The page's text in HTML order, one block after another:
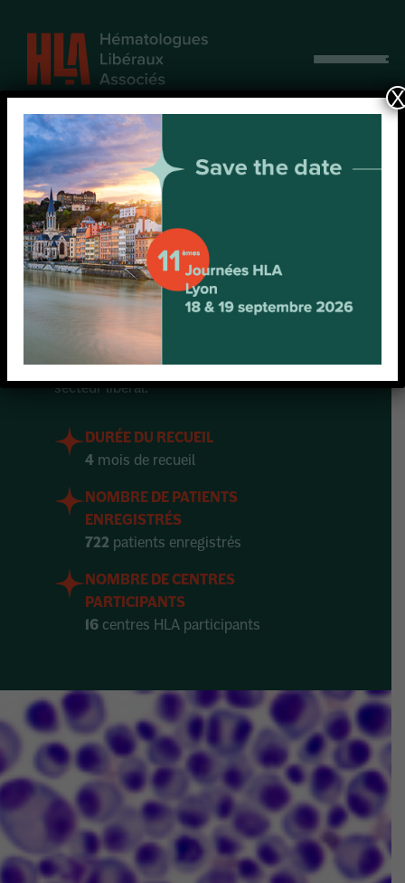
menu
HLA 2017-01 :
myélome
multiple
Enquête observationnelle sur la prise en
charge du myélome multiple dans le
secteur libéral.
DURÉE DU RECUEIL
4 mois de recueil
NOMBRE DE PATIENTS
ENREGISTRÉS
722 patients enregistrés
NOMBRE DE CENTRES
PARTICIPANTS
16 centres HLA participants
X